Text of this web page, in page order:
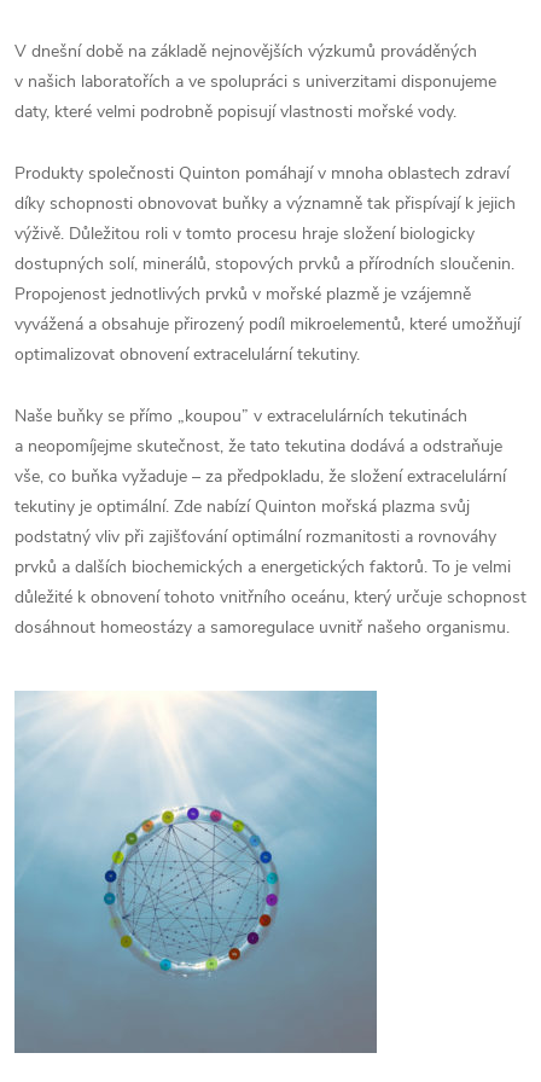
V dnešní době na základě nejnovějších výzkumů prováděných
v našich laboratořích a ve spolupráci s univerzitami disponujeme
daty, které velmi podrobně popisují vlastnosti mořské vody.
Produkty společnosti Quinton pomáhají v mnoha oblastech zdraví
díky schopnosti obnovovat buňky a významně tak přispívají k jejich
výživě. Důležitou roli v tomto procesu hraje složení biologicky
dostupných solí, minerálů, stopových prvků a přírodních sloučenin.
Propojenost jednotlivých prvků v mořské plazmě je vzájemně
vyvážená a obsahuje přirozený podíl mikroelementů, které umožňují
optimalizovat obnovení extracelulární tekutiny.
Naše buňky se přímo „koupou” v extracelulárních tekutinách
a neopomíjejme skutečnost, že tato tekutina dodává a odstraňuje
vše, co buňka vyžaduje – za předpokladu, že složení extracelulární
tekutiny je optimální. Zde nabízí Quinton mořská plazma svůj
podstatný vliv při zajišťování optimální rozmanitosti a rovnováhy
prvků a dalších biochemických a energetických faktorů. To je velmi
důležité k obnovení tohoto vnitřního oceánu, který určuje schopnost
dosáhnout homeostázy a samoregulace uvnitř našeho organismu.